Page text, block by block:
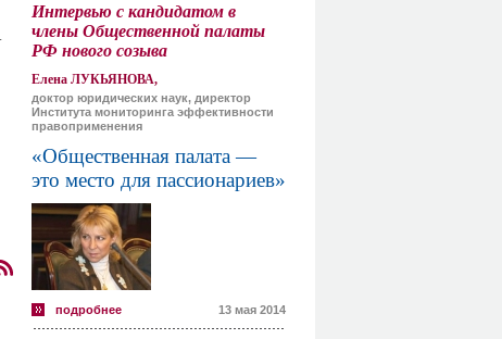
Интервью с кандидатом в
члены Общественной палаты
РФ нового созыва
Елена ЛУКЬЯНОВА,
доктор юридических наук, директор
Института мониторинга эффективности
правоприменения
«Общественная палата —
это место для пассионариев»
подробнее 13 мая 2014